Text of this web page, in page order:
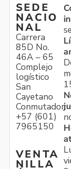
SEDE
NACIO
NAL
Carrera
85D No.
46A – 65
Complejo
logístico
San
Cayetano
Conmutador:
+57 (601)
7965150
VENTA
NILLA